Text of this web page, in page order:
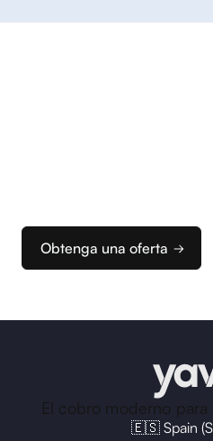
Obtenga una oferta
El cobro moderno
🇪🇸 Spain